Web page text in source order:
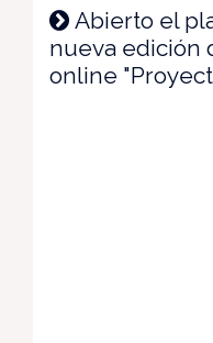
Abierto el
nueva edición
online